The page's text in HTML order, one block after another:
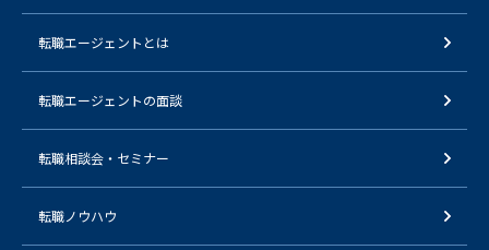
転職エージェントとは
転職エージェントの面談
転職相談会・セミナー
転職ノウハウ